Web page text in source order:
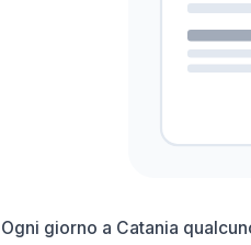
Ogni giorno a Catania